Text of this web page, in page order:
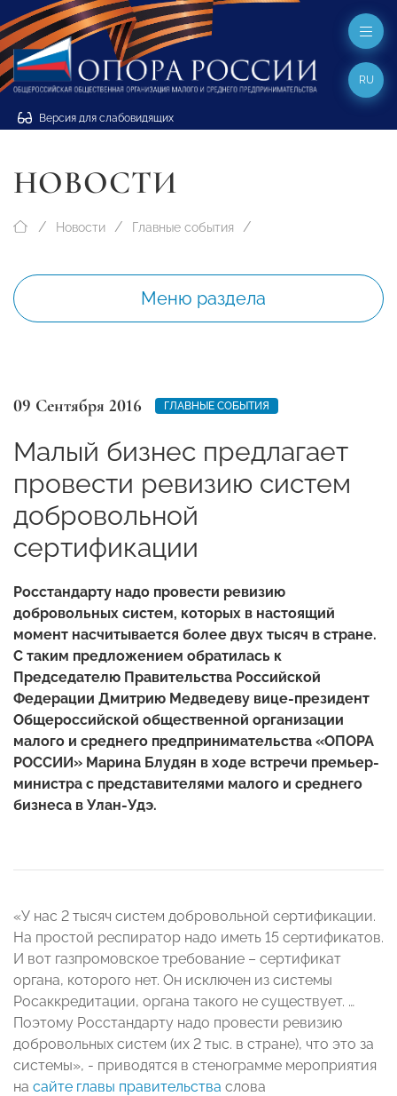
Версия для слабовидящих
RU
НОВОСТИ
Новости Главные события
Меню раздела
09 Сентября 2016 ГЛАВНЫЕ СОБЫТИЯ
Малый бизнес предлагает
провести ревизию систем
добровольной
сертификации
Росстандарту надо провести ревизию
добровольных систем, которых в настоящий
момент насчитывается более двух тысяч в стране.
С таким предложением обратилась к
Председателю Правительства Российской
Федерации Дмитрию Медведеву вице-президент
Общероссийской общественной организации
малого и среднего предпринимательства «ОПОРА
РОССИИ» Марина Блудян в ходе встречи премьер-
министра с представителями малого и среднего
бизнеса в Улан-Удэ.
«У нас 2 тысяч систем добровольной сертификации.
На простой респиратор надо иметь 15 сертификатов.
И вот газпромовское требование – сертификат
органа, которого нет. Он исключен из системы
Росаккредитации, органа такого не существует. …
Поэтому Росстандарту надо провести ревизию
добровольных систем (их 2 тыс. в стране), что это за
системы», - приводятся в стенограмме мероприятия
на сайте главы правительства слова